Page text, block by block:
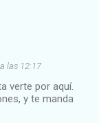
las 12:17
verte por aquí.
y te manda